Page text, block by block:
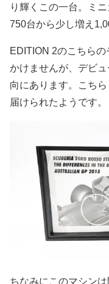
り輝くこの一台。ミ
750台から少し増え
EDITION 2のこちら
かけませんが、デビ
向にあります。こち
届けられたようです。
ちなみにこのマシン